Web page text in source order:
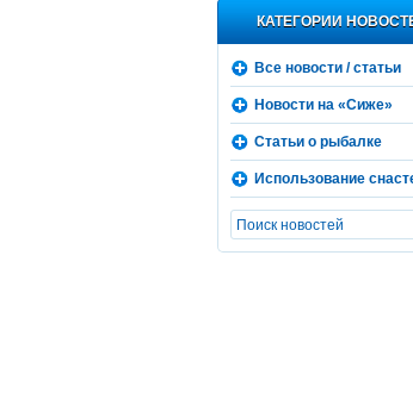
КАТЕГОРИИ
Все новости / статьи
Новости на «Сиже»
Статьи о рыбалке
Использование